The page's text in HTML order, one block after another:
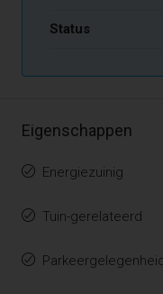
Status
Eigenschappen
Energiezuinig
Tuin-gerelateerd